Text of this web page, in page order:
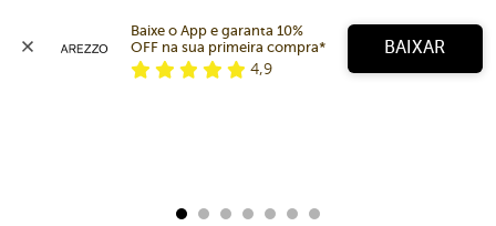
Baixe o App e garanta 10%
OFF na sua primeira compra*
4,9
BAIXAR